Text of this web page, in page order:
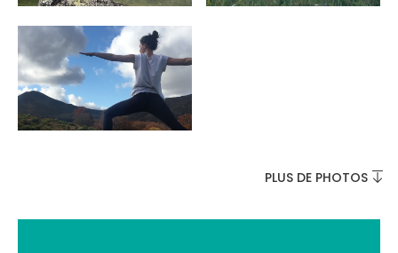
VISITES ET SAVOIR-FAIRE
AGENDA
PLUS DE PHOTOS